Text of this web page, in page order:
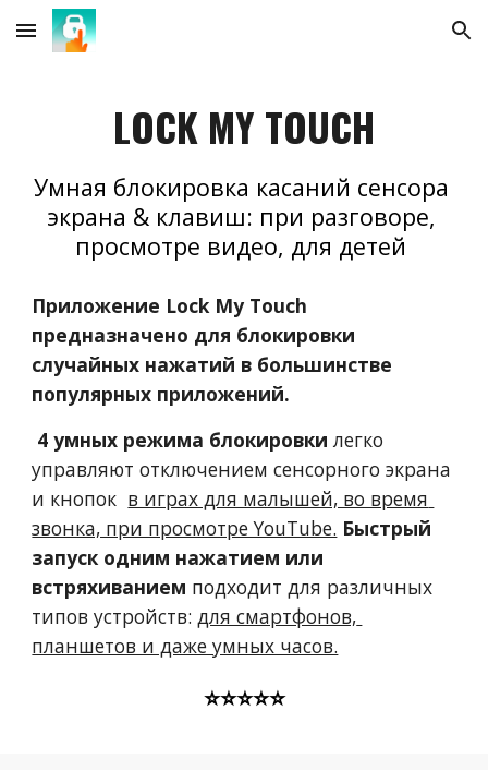
Skip to main content Skip to navigation
LOCK MY TOUCH
Умная блокировка касаний сенсора
экрана & клавиш: при разговоре,
просмотре видео, для детей
Приложение Lock My Touch
предназначено для блокировки
случайных нажатий в большинстве
популярных приложений.
4 умных режима блокировки легко
управляют отключением сенсорного экрана
и кнопок в играх для малышей, во время
звонка, при просмотре YouTube. Быстрый
запуск одним нажатием или
встряхиванием подходит для различных
типов устройств: для смартфонов,
планшетов и даже умных часов.
⭐⭐⭐⭐⭐